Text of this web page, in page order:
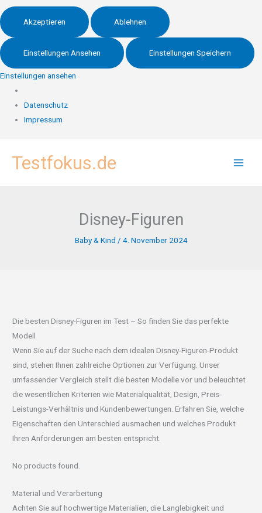
Akzeptieren Ablehnen
Einstellungen Ansehen Einstellungen Speichern
Einstellungen ansehen
Datenschutz
Impressum
InhaltTestfokus.de
Disney-Figuren
Baby & Kind / 4. November 2024
Die besten Disney-Figuren im Test – So finden Sie das perfekte
Modell
Wenn Sie auf der Suche nach dem idealen Disney-Figuren-Produkt
sind, stehen Ihnen zahlreiche Optionen zur Verfügung. Unser
umfassender Vergleich stellt die besten Modelle vor und beleuchtet
die wesentlichen Kriterien wie Materialqualität, Design, Preis-
Leistungs-Verhältnis und Kundenbewertungen. Erfahren Sie, welche
Eigenschaften den Unterschied ausmachen und welches Produkt
Ihren Anforderungen am besten entspricht.
No products found.
Material und Verarbeitung
Achten Sie auf hochwertige Materialien, die Langlebigkeit und